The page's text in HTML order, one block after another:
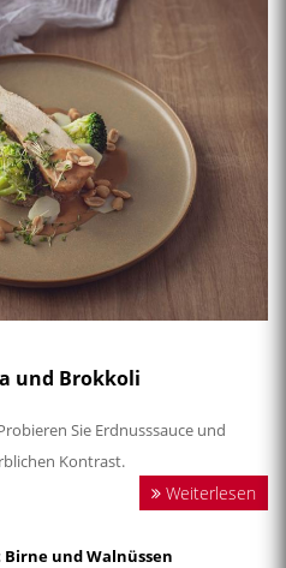
und Brokkoli
Sie Erdnusssauce und
Kontrast.
Weiterlesen
und Walnüssen